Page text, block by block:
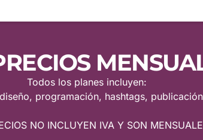
Todos los planes incluyen:
programación, hashtags,
NO INCLUYEN IVA Y SON